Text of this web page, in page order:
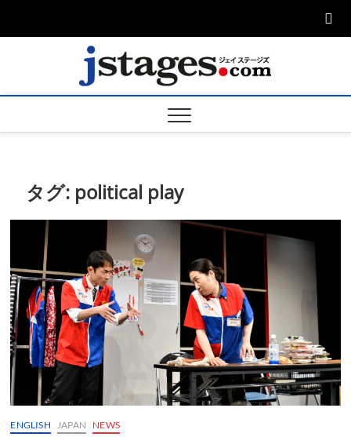
ージ
タグ: political play
ENGLISH JAPAN NEWS